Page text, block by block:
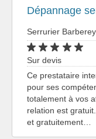
Dépannage
Serrurier
Sur devis
Ce prestataire
pour ses
totalement à vos
relation est
et gratuitement…